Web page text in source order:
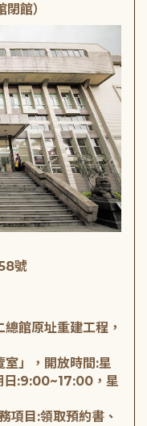
館）
號
館原址重建工程，
室」，開放時間:星
日:9:00~17:00，星
項目:領取預約書、